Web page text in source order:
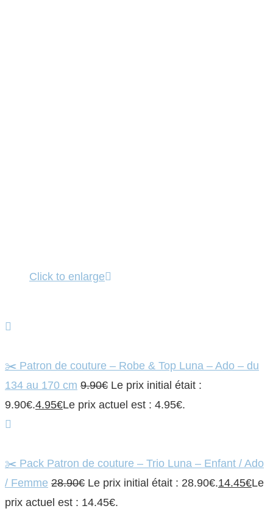
Click to enlarge
✂️ Patron de couture – Robe & Top Luna – Ado – du
134 au 170 cm 9.90€ Le prix initial était :
9.90€.4.95€Le prix actuel est : 4.95€.
✂️ Pack Patron de couture – Trio Luna – Enfant / Ado
/ Femme 28.90€ Le prix initial était : 28.90€.14.45€Le
prix actuel est : 14.45€.